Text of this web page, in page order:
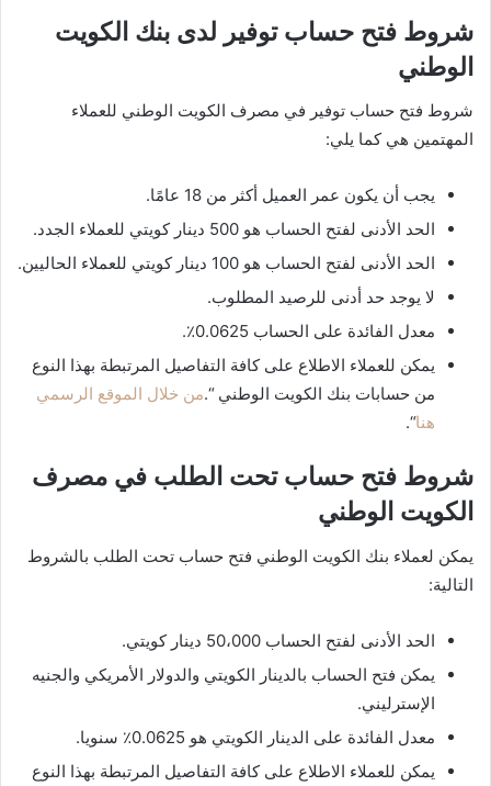
شروط فتح حساب توفير لدى بنك الكويت
الوطني
شروط فتح حساب توفير في مصرف الكويت الوطني للعملاء
المهتمين هي كما يلي:
يجب أن يكون عمر العميل أكثر من 18 عامًا.
الحد الأدنى لفتح الحساب هو 500 دينار كويتي للعملاء الجدد.
الحد الأدنى لفتح الحساب هو 100 دينار كويتي للعملاء الحاليين.
لا يوجد حد أدنى للرصيد المطلوب.
معدل الفائدة على الحساب 0.0625٪.
يمكن للعملاء الاطلاع على كافة التفاصيل المرتبطة بهذا النوع
من حسابات بنك الكويت الوطني “.من خلال الموقع الرسمي
هنا“.
شروط فتح حساب تحت الطلب في مصرف
الكويت الوطني
يمكن لعملاء بنك الكويت الوطني فتح حساب تحت الطلب بالشروط
التالية:
الحد الأدنى لفتح الحساب 50،000 دينار كويتي.
يمكن فتح الحساب بالدينار الكويتي والدولار الأمريكي والجنيه
الإسترليني.
معدل الفائدة على الدينار الكويتي هو 0.0625٪ سنويا.
يمكن للعملاء الاطلاع على كافة التفاصيل المرتبطة بهذا النوع